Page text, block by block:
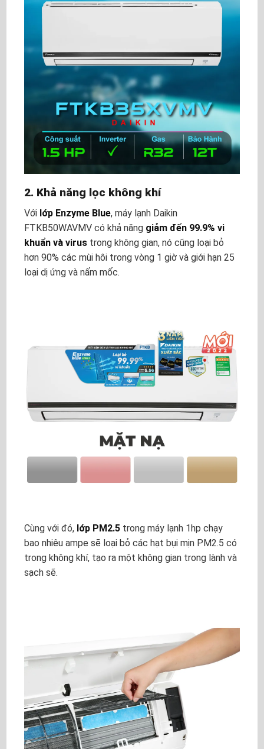
2. Khả năng lọc không khí
Với lớp Enzyme Blue, máy lạnh Daikin
FTKB50WAVMV có khả năng giảm đến 99.9% vi
khuẩn và virus trong không gian, nó cũng loại bỏ
hơn 90% các mùi hôi trong vòng 1 giờ và giới hạn 25
loại dị ứng và nấm mốc.
Cùng với đó, lớp PM2.5 trong máy lạnh 1hp chạy
bao nhiêu ampe sẽ loại bỏ các hạt bụi mịn PM2.5 có
trong không khí, tạo ra một không gian trong lành và
sạch sẽ.